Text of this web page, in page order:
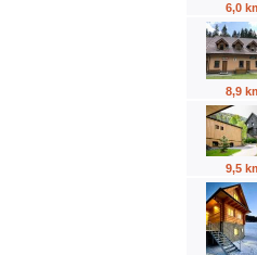
6,0
8,9
9,5